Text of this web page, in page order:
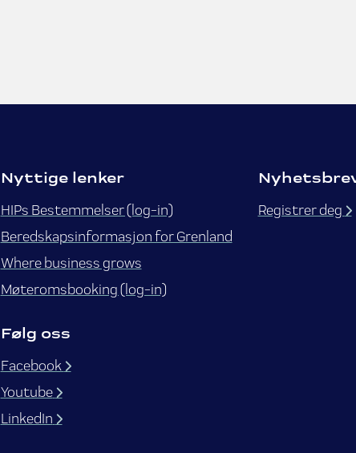
Nyttige lenker
HIPs Bestemmelser (log-in)
Beredskapsinformasjon for Grenland
Where business grows
Møteromsbooking (log-in)
Følg oss
Facebook
Youtube
LinkedIn
Registrer deg